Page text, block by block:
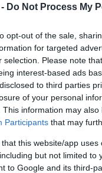
Do Not Process My
opt-out of the sale,
for targeted
selection. Please note
interest-based ads
to third parties
of your personal
This information may
Participants that may
that this website/app
but not limited to
to Google and its third-
tienen la imagen
concurridas
Desde
castillos
o las